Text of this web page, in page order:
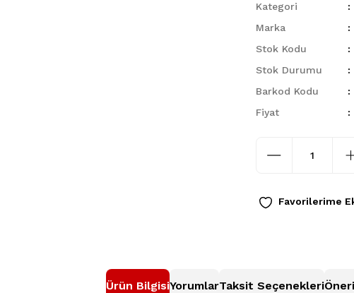
Kategori
Marka
Stok Kodu
Stok Durumu
Barkod Kodu
Fiyat
Ürün BilgisiYorumlarTaksit Seçenekleri